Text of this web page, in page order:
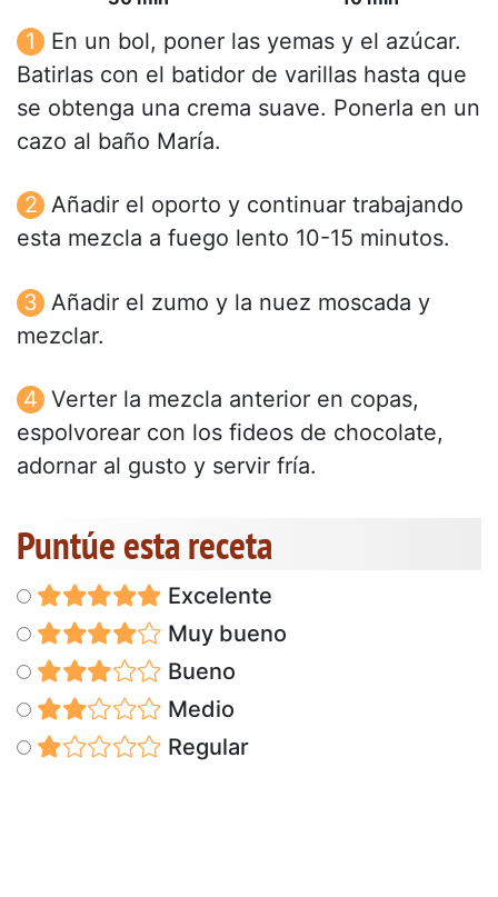
En un bol, poner las yemas y el azúcar.
Batirlas con el batidor de varillas hasta que
se obtenga una crema suave. Ponerla en un
cazo al baño María.
Añadir el oporto y continuar trabajando
esta mezcla a fuego lento 10-15 minutos.
Añadir el zumo y la nuez moscada y
mezclar.
Verter la mezcla anterior en copas,
espolvorear con los fideos de chocolate,
adornar al gusto y servir fría.
Puntúe esta receta
Excelente
Muy bueno
Bueno
Medio
Regular